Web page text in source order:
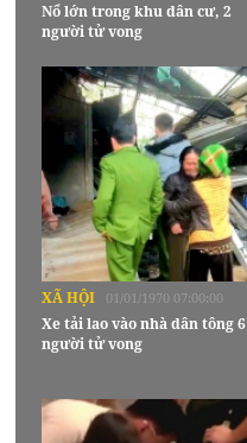
Nổ lớn trong khu dân cư, 2
người tử vong
XÃ HỘI 01/01/1970 07:00:00
Xe tải lao vào nhà dân tông 6
người tử vong